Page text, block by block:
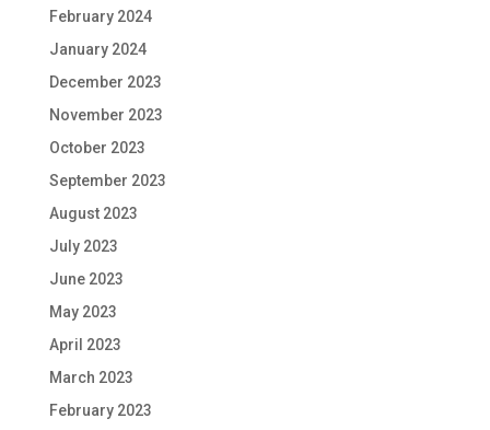
February 2024
January 2024
December 2023
November 2023
October 2023
September 2023
August 2023
July 2023
June 2023
May 2023
April 2023
March 2023
February 2023